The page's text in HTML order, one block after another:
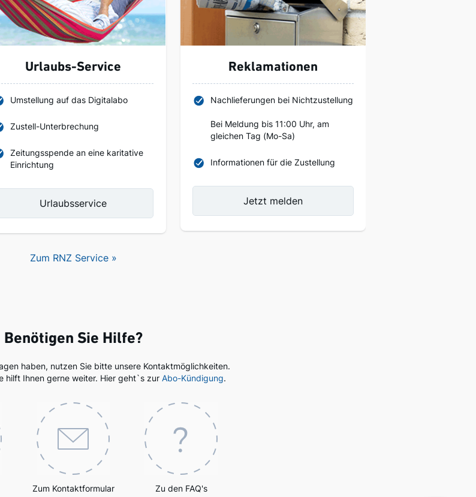
Urlaubs-Service
Umstellung auf das Digitalabo
Zustell-Unterbrechung
Zeitungsspende an eine karitative
Einrichtung
Urlaubsservice
Reklamationen
Nachlieferungen bei Nichtzustellung
Bei Meldung bis 11:00 Uhr, am
gleichen Tag (Mo-Sa)
Informationen für die Zustellung
Jetzt melden
Zum RNZ Service »
Benötigen Sie Hilfe?
haben, nutzen Sie bitte unsere Kontaktmöglichkeiten.
hilft Ihnen gerne weiter. Hier geht`s zur Abo-Kündigung.
Zum Kontaktformular Zu den FAQ's